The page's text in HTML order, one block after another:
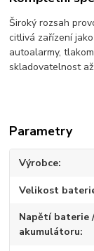
Široký rozsah
citlivá zařízení
autoalarmy,
skladovatelnost
Parametry
Výrobce
Velikost
Napětí baterie
akumulátoru